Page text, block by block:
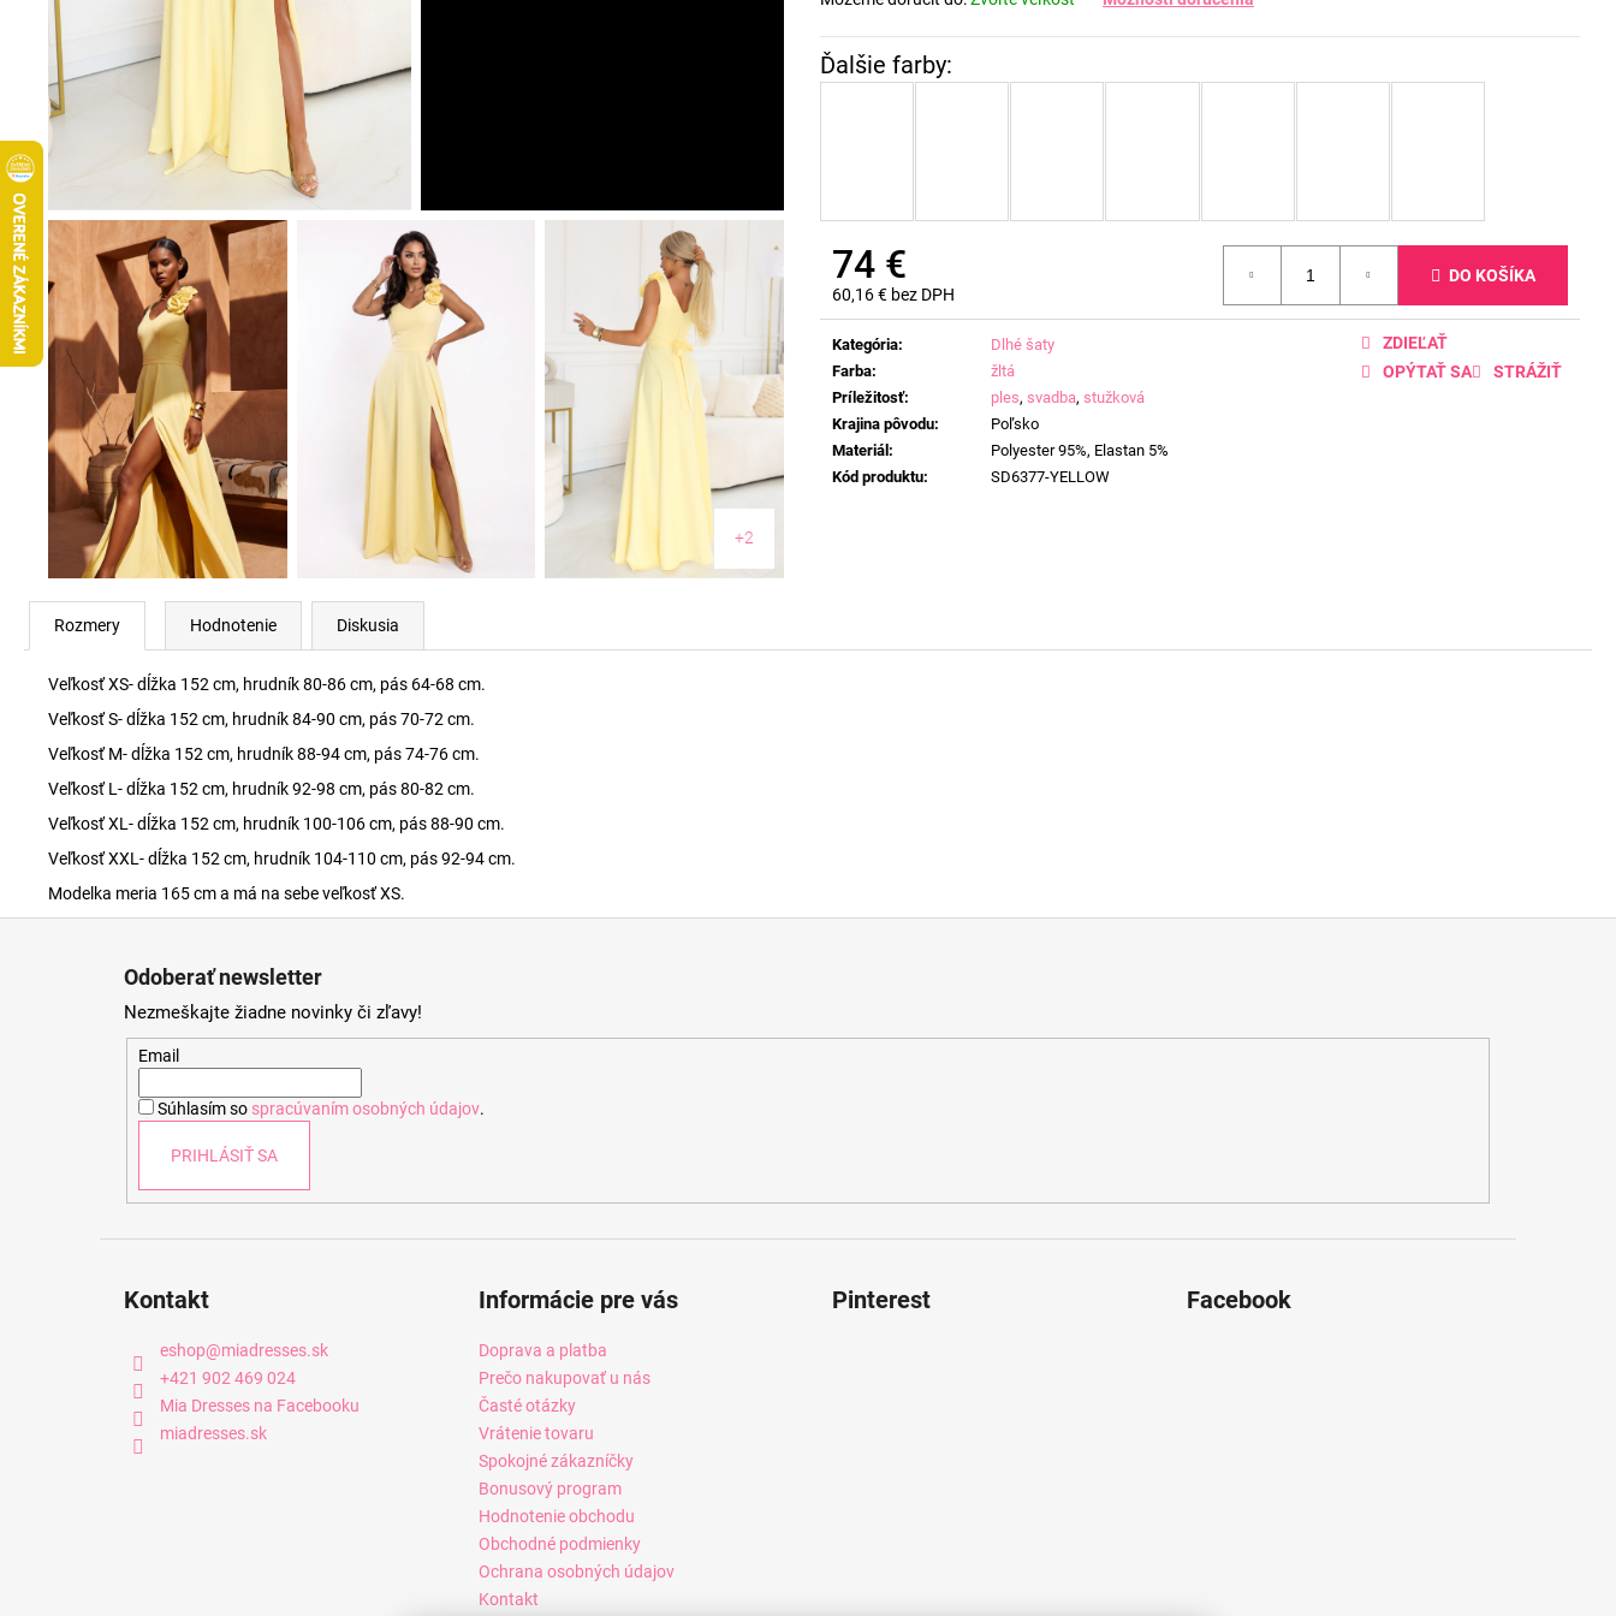
74 €
60,16 € bez DPH
Jednotková
cena:
DO KOŠÍKA
Kategória:
Dlhé šaty
Farba:
žltá
Príležitosť: ples, svadba, stužková
Krajina pôvodu:
Poľsko
Materiál:
Polyester 95%, Elastan 5%
Kód produktu: SD6377-YELLOW
OPÝTAŤ SA STRÁŽIŤ
ZDIEĽAŤ
+2
Rozmery Hodnotenie Diskusia
Veľkosť XS- dĺžka 152 cm, hrudník 80-86 cm, pás 64-68 cm.
Veľkosť S- dĺžka 152 cm, hrudník 84-90 cm, pás 70-72 cm.
Veľkosť M- dĺžka 152 cm, hrudník 88-94 cm, pás 74-76 cm.
Veľkosť L- dĺžka 152 cm, hrudník 92-98 cm, pás 80-82 cm.
Veľkosť XL- dĺžka 152 cm, hrudník 100-106 cm, pás 88-90 cm.
Veľkosť XXL- dĺžka 152 cm, hrudník 104-110 cm, pás 92-94 cm.
Modelka meria 165 cm a má na sebe veľkosť XS.
Odoberať newsletter
Nezmeškajte žiadne novinky či zľavy!
Email
Súhlasím so spracúvaním osobných údajov.
PRIHLÁSIŤ SA
Kontakt
eshop@miadresses.sk
+421 902 469 024
Mia Dresses na Facebooku
miadresses.sk
Informácie pre vás
Doprava a platba
Prečo nakupovať u nás
Časté otázky
Vrátenie tovaru
Spokojné zákazníčky
Bonusový program
Hodnotenie obchodu
Obchodné podmienky
Ochrana osobných údajov
Kontakt
Pinterest Facebook